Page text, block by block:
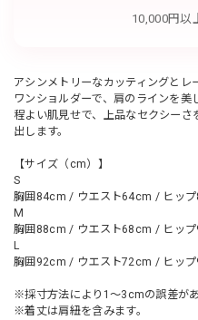
10,000円以
アシンメトリーなカッティングとレ
ワンショルダーで、肩のラインを美
程よい肌見せで、上品なセクシー
出します。
【サイズ（cm）】
S
胸囲84cm / ウエスト64cm / ヒッ
M
胸囲88cm / ウエスト68cm / ヒッ
L
胸囲92cm / ウエスト72cm / ヒッ
※採寸方法により1～3cmの誤差があ
※着丈は肩紐を含みます。